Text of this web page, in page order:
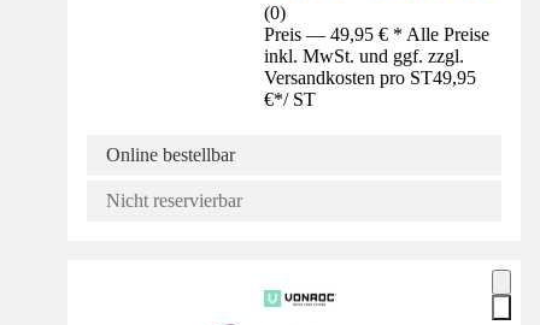
(0)
Preis — 49,95 € * Alle Preise
inkl. MwSt. und ggf. zzgl.
Versandkosten pro ST49,95
€*/ ST
Online bestellbar
Nicht reservierbar